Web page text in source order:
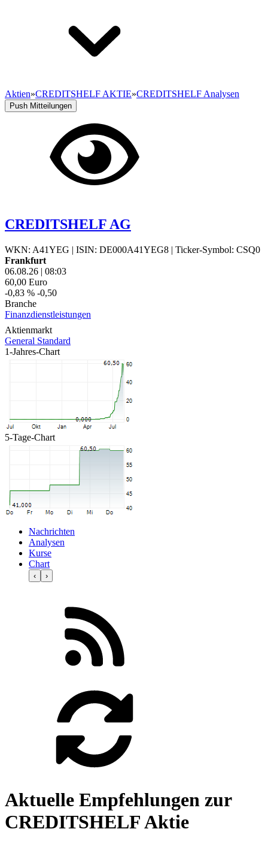
Aktien»CREDITSHELF AKTIE»CREDITSHELF Analysen
Push Mitteilungen
CREDITSHELF AG
WKN: A41YEG | ISIN: DE000A41YEG8 | Ticker-Symbol: CSQ0
Frankfurt
06.08.26 | 08:03
60,00 Euro
-0,83 % -0,50
Branche
Finanzdienstleistungen
Aktienmarkt
General Standard
1-Jahres-Chart
5-Tage-Chart
Nachrichten
Analysen
Kurse
Chart
‹ ›
Aktuelle Empfehlungen zur
CREDITSHELF Aktie